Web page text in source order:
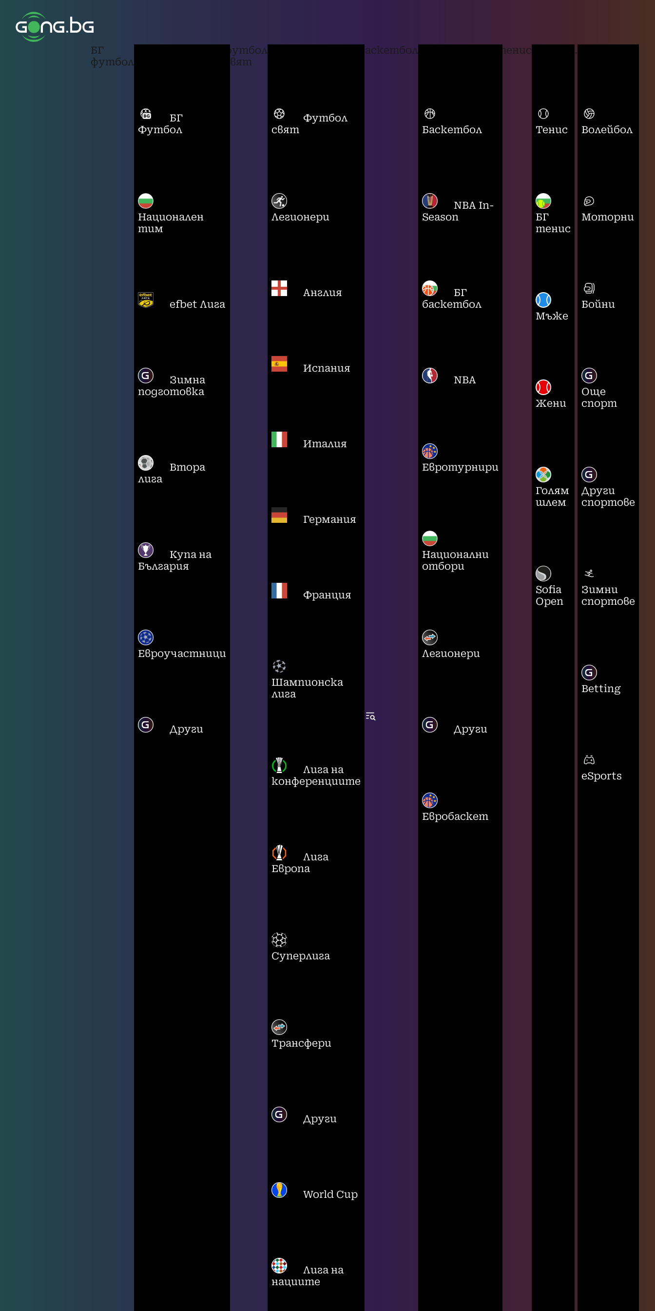
БГ
футбол
БГ
Футбол
Национален
тим
efbet Лига
Зимна
подготовка
Втора
лига
Купа на
България
Евроучастници
Други
футбол
свят
Футбол
свят
Легионери
Англия
Испания
Италия
Германия
Франция
Шампионска
лига
Лига на
конференциите
Лига
Европа
Суперлига
Трансфери
Други
World Cup
Лига на
нациите
баскетбол
Баскетбол
NBA In-
Season
БГ
баскетбол
NBA
Евротурнири
Национални
отбори
Легионери
Други
Евробаскет
тенис
Тенис
БГ
тенис
Мъже
Жени
Голям
шлем
Sofia
Open
...
Волейбол
Моторни
Бойни
Още
спорт
Други
спортове
Зимни
спортове
Betting
eSports